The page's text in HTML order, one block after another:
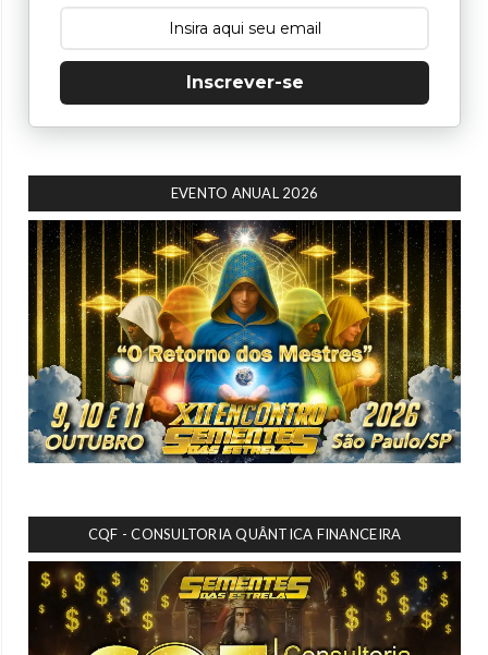
Inscrever-se
EVENTO ANUAL 2026
CQF - CONSULTORIA QUÂNTICA FINANCEIRA